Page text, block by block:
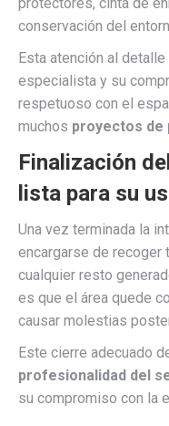
conservación del
Esta atención al
especialista y su
respetuoso con el
muchos proyectos de
Finalización
lista para su
Una vez terminada la
encargarse de
cualquier resto
es que el área quede
causar molestias
Este cierre adecuado
profesionalidad del
su compromiso con la